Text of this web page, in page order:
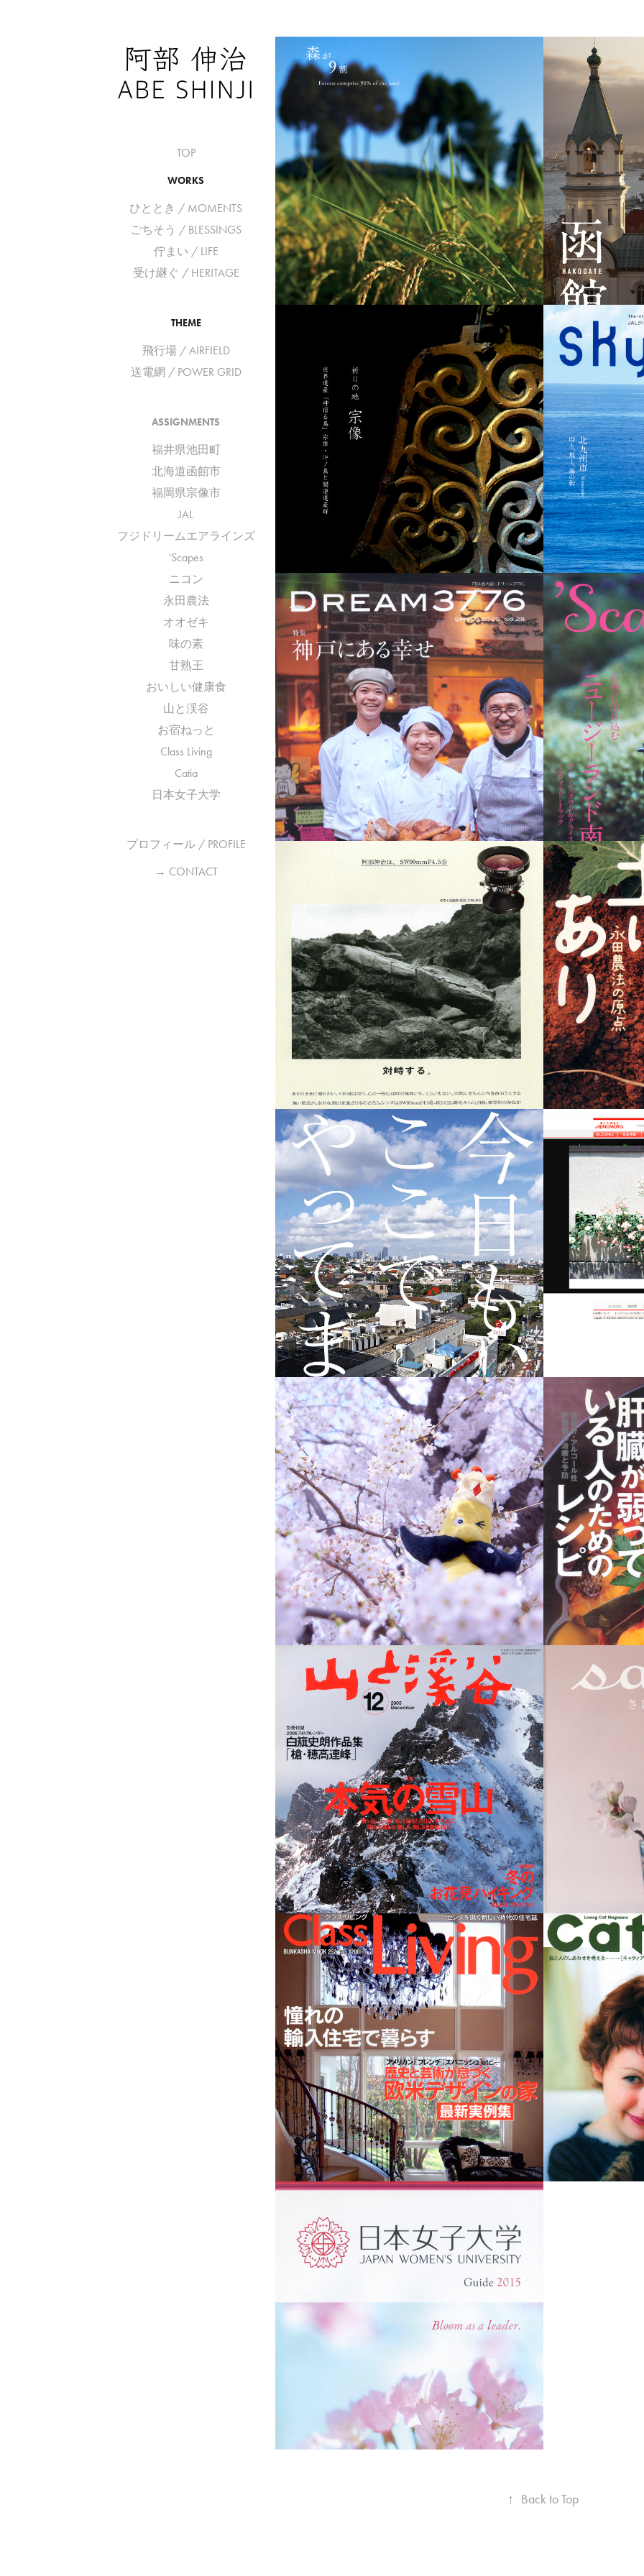
TOP
WORKS
ひととき / MOMENTS
ごちそう / BLESSINGS
佇まい / LIFE
受け継ぐ / HERITAGE
THEME
飛行場 / AIRFIELD
送電網 / POWER GRID
ASSIGNMENTS
福井県池田町
北海道函館市
福岡県宗像市
JAL
フジドリームエアラインズ
'Scapes
ニコン
永田農法
オオゼキ
味の素
甘熟王
おいしい健康食
山と渓谷
お宿ねっと
Class Living
Catia
日本女子大学
プロフィール / PROFILE
→ CONTACT
福井県池田町 北
福岡県宗像市
フジドリーム
エアラインズ
ニコン
オオゼキ
甘熟王 お
山と渓谷 お
CLASS LIVING
日本女子大学
↑ Back to Top